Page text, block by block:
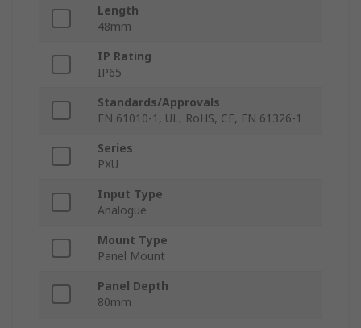
Length
48mm
IP Rating
IP65
Standards/Approvals
EN 61010-1, UL, RoHS, CE, EN 61326-1
Series
PXU
Input Type
Analogue
Mount Type
Panel Mount
Panel Depth
80mm